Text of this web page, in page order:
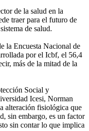
de la salud en la
traer para el futuro de
de salud.
la Encuesta Nacional de
por el Icbf, el 56,4
más de la mitad de la
Social y
Icesi, Norman
alteración fisiológica que
sin embargo, es un factor
sin contar lo que implica